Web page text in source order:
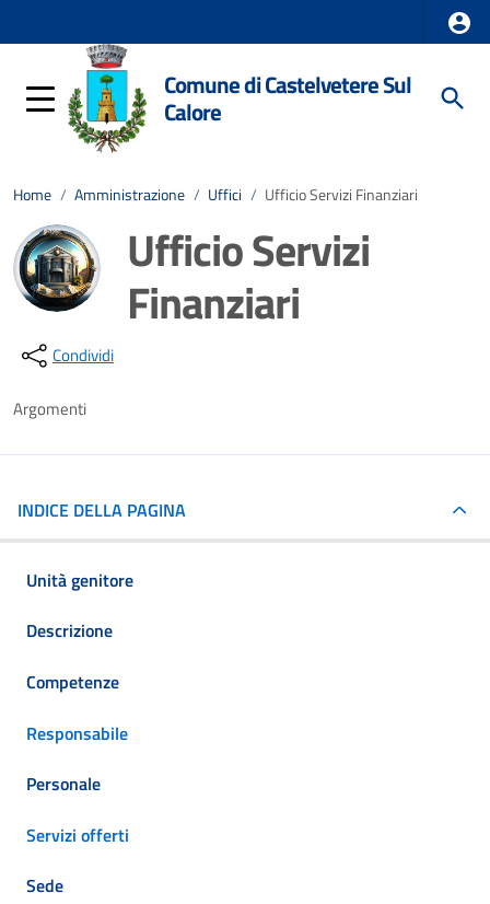
Comune di Castelvetere Sul
Calore
Home / Amministrazione / Uffici / Ufficio Servizi Finanziari
Ufficio Servizi
Finanziari
Condividi
Argomenti
INDICE DELLA PAGINA
Unità genitore
Descrizione
Competenze
Responsabile
Personale
Servizi offerti
Sede